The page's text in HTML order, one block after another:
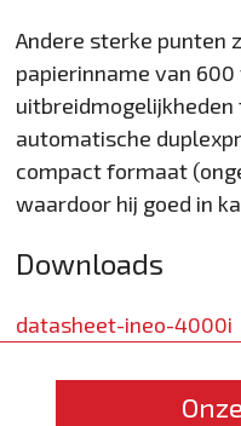
Andere sterke punten
papierinname van
uitbreidmogelijkheden
automatische
compact formaat
waardoor hij goed in
Downloads
datasheet-ineo-4000i